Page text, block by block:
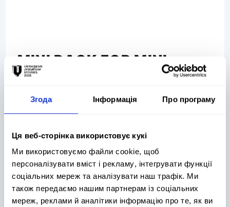
Згода Інформація Про програму
Ця веб-сторінка використовує кукі
Ми використовуємо файли cookie, щоб
персоналізувати вміст і рекламу, інтегрувати функції
соціальних мереж та аналізувати наш трафік. Ми
також передаємо нашим партнерам із соціальних
мереж, реклами й аналітики інформацію про те, як ви
MINI PACK FOR MINI
POCKET
Entrant:
Publicis Ukraine
Country:
Ukraine
SMILE / Biosphere
corporation
A. GENERAL DIGITAL
DIRECTIONS / A03.
Integration between the
media
Shortlist